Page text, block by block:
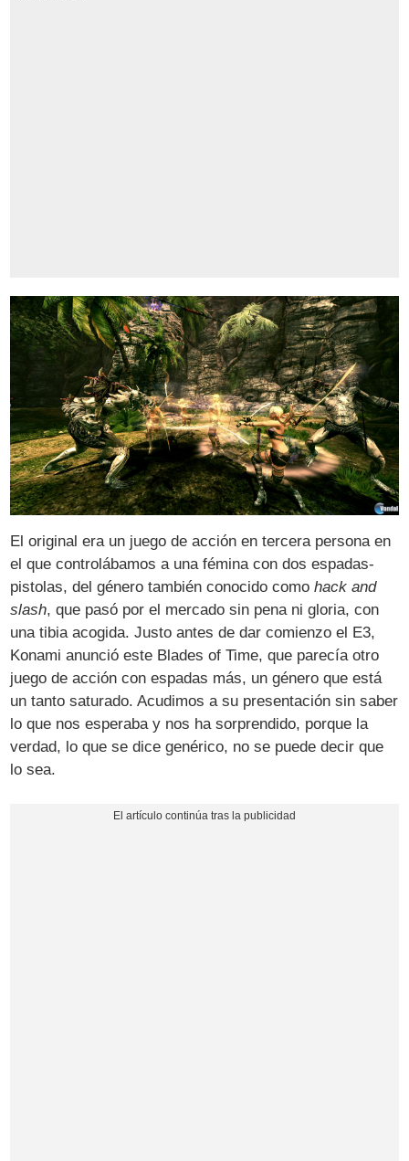
El original era un juego de acción en tercera persona en
el que controlábamos a una fémina con dos espadas-
pistolas, del género también conocido comohack and
slash, que pasó por el mercado sin pena ni gloria, con
una tibia acogida. Justo antes de dar comienzo el E3,
Konami anunció este Blades of Time, que parecía otro
juego de acción con espadas más, un género que está
un tanto saturado. Acudimos a su presentación sin saber
lo que nos esperaba y nos ha sorprendido, porque la
verdad, lo que se dice genérico, no se puede decir que
lo sea.